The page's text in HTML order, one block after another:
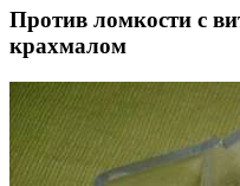
Против ломкости с
крахмалом